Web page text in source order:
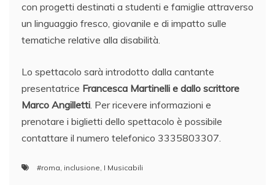
con progetti destinati a studenti e famiglie attraverso
un linguaggio fresco, giovanile e di impatto sulle
tematiche relative alla disabilità.
Lo spettacolo sarà introdotto dalla cantante
presentatrice Francesca Martinelli e dallo scrittore
Marco Angilletti. Per ricevere informazioni e
prenotare i biglietti dello spettacolo è possibile
contattare il numero telefonico 3335803307.
#roma, inclusione, I Musicabili